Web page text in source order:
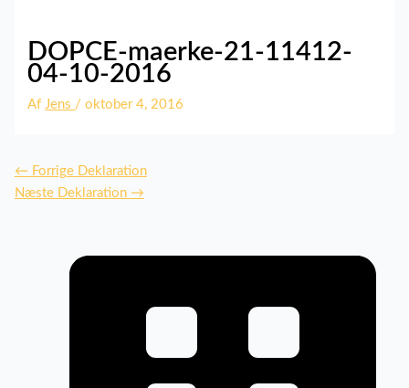
DOPCE-maerke-21-11412-
04-10-2016
AfJens /oktober 4, 2016
← Forrige Deklaration
Næste Deklaration →